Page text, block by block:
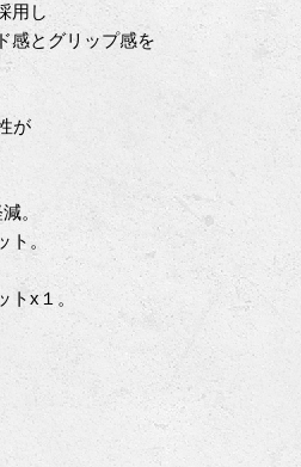
用し
感とグリップ感を
が
。
。
トx１。